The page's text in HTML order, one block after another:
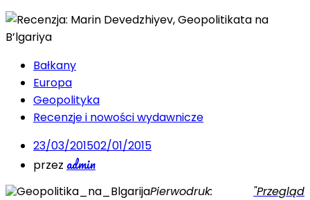
Bałkany
Europa
Geopolityka
Recenzje i nowości wydawnicze
23/03/201502/01/2015
przez admin
Pierwodruk: "Przegląd